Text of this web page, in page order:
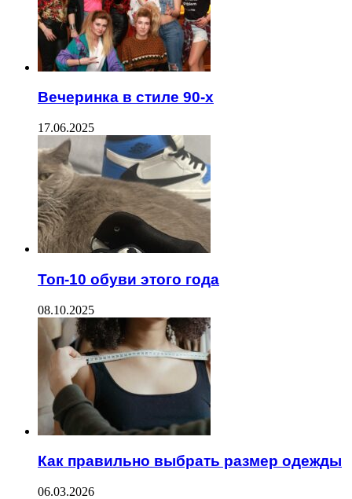
Вечеринка в стиле 90-х
17.06.2025
Топ-10 обуви этого года
08.10.2025
Как правильно выбрать размер одежды
06.03.2026